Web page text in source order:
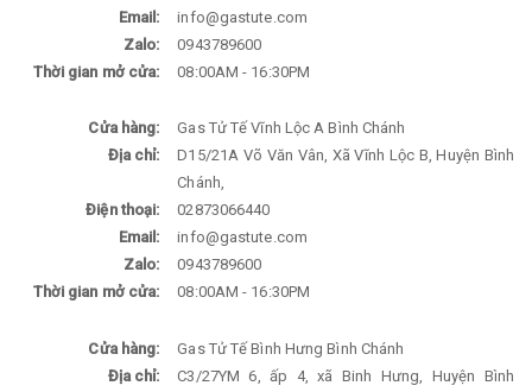
Email:
info@gastute.com
Zalo:
0943789600
Thời gian mở cửa:
08:00AM - 16:30PM
Cửa hàng:
Gas Tử Tế Vĩnh Lộc A Bình Chánh
Địa chỉ:
D15/21A Võ Văn Vân, Xã Vĩnh Lộc B, Huyện Bình
Chánh,
Điện thoại:
02873066440
Email:
info@gastute.com
Zalo:
0943789600
Thời gian mở cửa:
08:00AM - 16:30PM
Cửa hàng:
Gas Tử Tế Bình Hưng Bình Chánh
Địa chỉ:
C3/27YM 6, ấp 4, xã Binh Hưng, Huyện Bình